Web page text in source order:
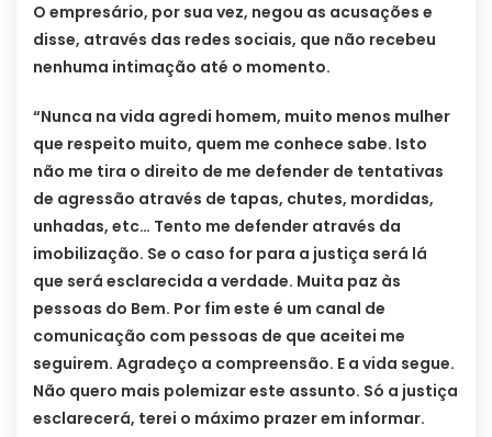
O empresário, por sua vez, negou as acusações e
disse, através das redes sociais, que não recebeu
nenhuma intimação até o momento.
“Nunca na vida agredi homem, muito menos mulher
que respeito muito, quem me conhece sabe. Isto
não me tira o direito de me defender de tentativas
de agressão através de tapas, chutes, mordidas,
unhadas, etc… Tento me defender através da
imobilização. Se o caso for para a justiça será lá
que será esclarecida a verdade. Muita paz às
pessoas do Bem. Por fim este é um canal de
comunicação com pessoas de que aceitei me
seguirem. Agradeço a compreensão. E a vida segue.
Não quero mais polemizar este assunto. Só a justiça
esclarecerá, terei o máximo prazer em informar.